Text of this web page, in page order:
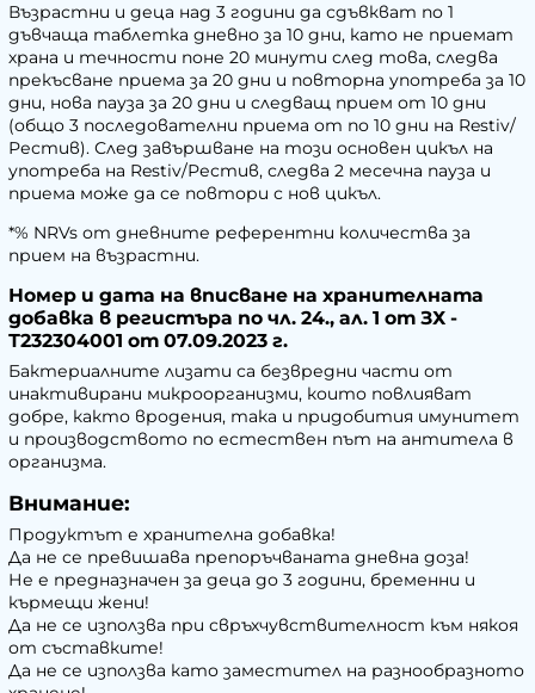
Възрастни и деца над 3 години да сдъвкват по 1
дъвчаща таблетка дневно за 10 дни, като не приемат
храна и течности поне 20 минути след това, следва
прекъсване приема за 20 дни и повторна употреба за 10
дни, нова пауза за 20 дни и следващ прием от 10 дни
(общо 3 последователни приема от по 10 дни на Restiv/
Рестив). След завършване на този основен цикъл на
употреба на Restiv/Рестив, следва 2 месечна пауза и
приема може да се повтори с нов цикъл.
*% NRVs от дневните референтни количества за
прием на възрастни.
Номер и дата на вписване на хранителната
добавка в регистъра по чл. 24., ал. 1 от ЗХ -
Т232304001 от 07.09.2023 г.
Бактериалните лизати са безвредни части от
инактивирани микроорганизми, които повлияват
добре, както вродения, така и придобития имунитет
и производството по естествен път на антитела в
организма.
Внимание:
Продуктът е хранителна добавка!
Да не се превишава препоръчваната дневна доза!
Не е предназначен за деца до 3 години, бременни и
кърмещи жени!
Да не се използва при свръхчувствителност към някоя
от съставките!
Да не се използва като заместител на разнообразното